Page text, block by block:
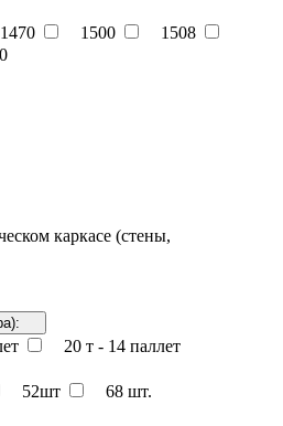
1470 1500
1508
каркасе (стены,
20 т - 14 паллет
52шт 68 шт.